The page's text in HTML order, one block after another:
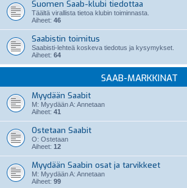
Suomen Saab-klubi tiedottaa
Täältä virallista tietoa klubin toiminnasta.
Aiheet: 46
Saabistin toimitus
Saabisti-lehteä koskeva tiedotus ja kysymykset.
Aiheet: 64
SAAB-MARKKINAT
Myydään Saabit
M: Myydään A: Annetaan
Aiheet: 41
Ostetaan Saabit
O: Ostetaan
Aiheet: 12
Myydään Saabin osat ja tarvikkeet
M: Myydään A: Annetaan
Aiheet: 99